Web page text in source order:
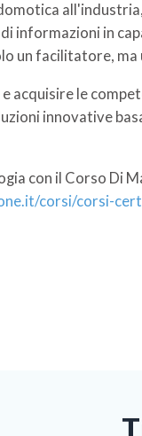
informazioni in
un facilitatore,
le
innovative
con il Corso Di
corsi/corsi-